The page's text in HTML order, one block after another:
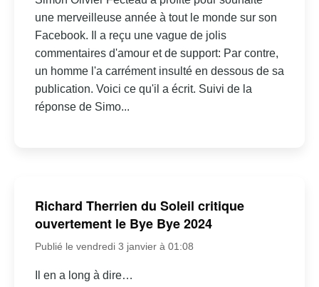
une merveilleuse année à tout le monde sur son
Facebook. Il a reçu une vague de jolis
commentaires d'amour et de support: Par contre,
un homme l'a carrément insulté en dessous de sa
publication. Voici ce qu'il a écrit. Suivi de la
réponse de Simo...
Richard Therrien du Soleil critique
ouvertement le Bye Bye 2024
Publié le vendredi 3 janvier à 01:08
Il en a long à dire…